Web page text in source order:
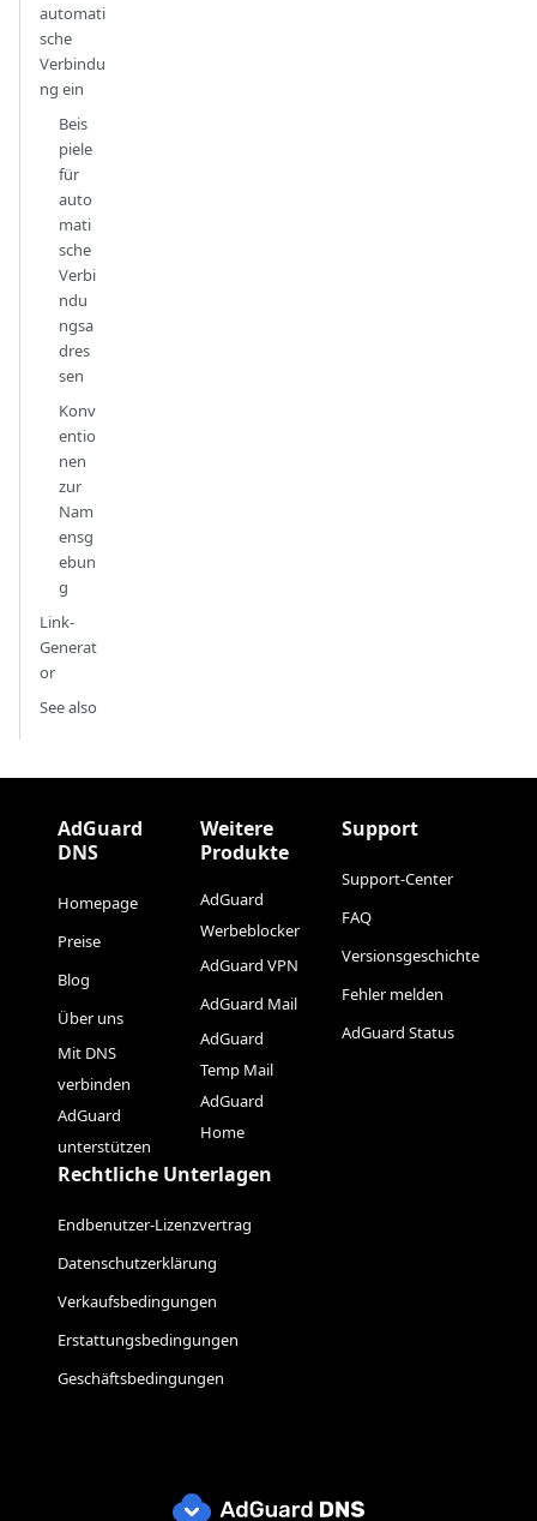
automati
sche
Verbindu
ng ein
Beis
piele
für
auto
mati
sche
Verbi
ndu
ngsa
dres
sen
Konv
entio
nen
zur
Nam
ensg
ebun
g
Link-
Generat
or
See also
AdGuard
DNS
Homepage
Preise
Blog
Über uns
Mit DNS
verbinden
AdGuard
unterstützen
Weitere
Produkte
AdGuard
Werbeblocker
AdGuard VPN
AdGuard Mail
AdGuard
Temp Mail
AdGuard
Home
Support
Support-Center
FAQ
Versionsgeschichte
Fehler melden
AdGuard Status
Rechtliche Unterlagen
Endbenutzer-Lizenzvertrag
Datenschutzerklärung
Verkaufsbedingungen
Erstattungsbedingungen
Geschäftsbedingungen